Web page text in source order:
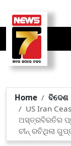
Home
ବିଦେଶ
US Iran
ଅସ୍ତ୍ରବିରତିର
ଚୀନ୍ ରଚିଥିଲା